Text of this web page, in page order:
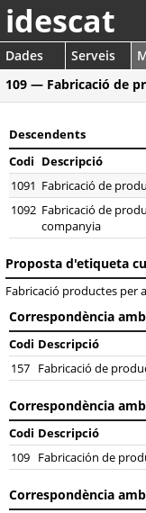
idescat
Dades Serveis
109 — Fabricació de
Descendents
Codi Descripció
1091 Fabricació de
1092 Fabricació de
companyia
Proposta d'etiqueta
Fabricació productes per
Correspondència amb
Codi Descripció
157 Fabricació de
Correspondència amb
Codi Descripció
109 Fabricación de
Correspondència amb